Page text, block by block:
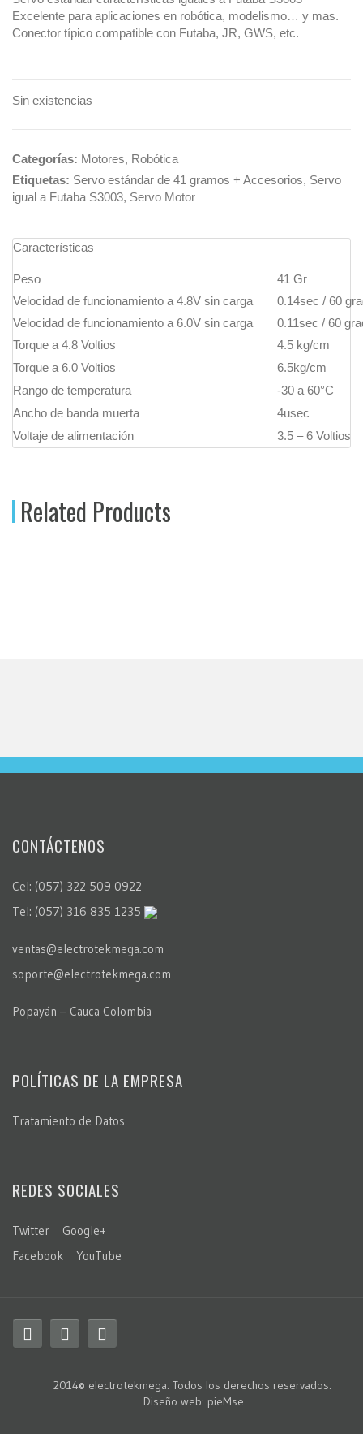
Excelente para aplicaciones en robótica, modelismo… y mas.
Conector típico compatible con Futaba, JR, GWS, etc.
Sin existencias
Categorías: Motores, Robótica
Etiquetas: Servo estándar de 41 gramos + Accesorios, Servo
igual a Futaba S3003, Servo Motor
Características
Peso
41 Gr
Velocidad de funcionamiento a 4.8V sin carga
0.14sec / 60
Velocidad de funcionamiento a 6.0V sin carga
0.11sec / 60
Torque a 4.8 Voltios
4.5 kg/cm
Torque a 6.0 Voltios
6.5kg/cm
Rango de temperatura
-30 a 60°C
Ancho de banda muerta
4usec
Voltaje de alimentación
3.5 – 6 Voltios
Related Products
CONTÁCTENOS
Cel: (057) 322 509 0922
Tel: (057) 316 835 1235
ventas@electrotekmega.com
soporte@electrotekmega.com
Popayán – Cauca Colombia
POLÍTICAS DE LA EMPRESA
Tratamiento de Datos
REDES SOCIALES
Twitter
Google+
Facebook
YouTube
2014© electrotekmega. Todos los derechos reservados.
Diseño web: pieMse